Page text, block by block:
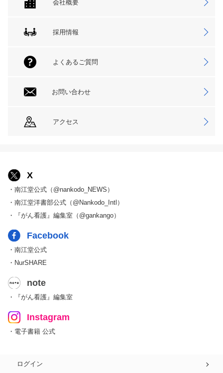
会社概要
採用情報
よくあるご質問
お問い合わせ
アクセス
X
・南江堂公式（@nankodo_NEWS）
・南江堂洋書部公式（@Nankodo_Intl）
・『がん看護』編集室（@gankango）
Facebook
・南江堂公式
・NurSHARE
note
・『がん看護』編集室
Instagram
・電子書籍 公式
ログイン